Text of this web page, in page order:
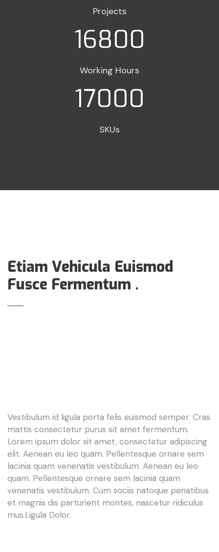
Projects
16800
Working Hours
17000
SKUs
Etiam Vehicula Euismod
Fusce Fermentum .
Vestibulum id ligula porta felis euismod semper. Cras
mattis consectetur purus sit amet fermentum.
Lorem ipsum dolor sit amet, consectetur adipiscing
elit. Aenean eu leo quam. Pellentesque ornare sem
lacinia quam venenatis vestibulum. Aenean eu leo
quam. Pellentesque ornare sem lacinia quam
venenatis vestibulum. Cum sociis natoque penatibus
et magnis dis parturient montes, nascetur ridiculus
mus.Ligula Dolor.